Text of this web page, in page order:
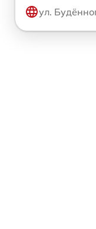
ул.